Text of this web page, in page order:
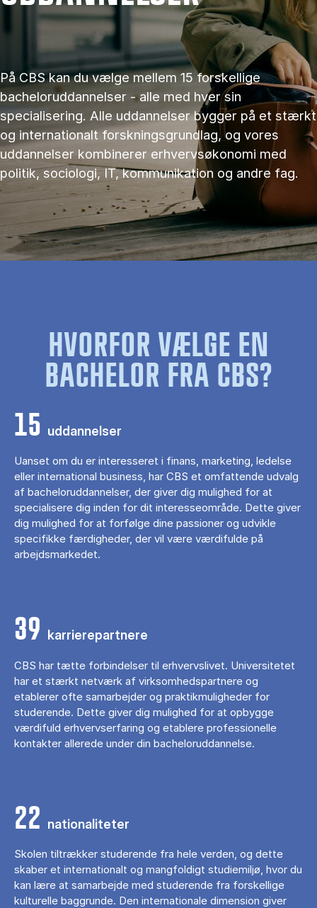
På CBS kan du vælge mellem 15 forskellige
bacheloruddannelser - alle med hver sin
specialisering. Alle uddannelser bygger på et stærkt
og internationalt forskningsgrundlag, og vores
uddannelser kombinerer erhvervsøkonomi med
politik, sociologi, IT, kommunikation og andre fag.
HVORFOR VÆLGE EN
BACHELOR FRA CBS?
15 uddannelser
Uanset om du er interesseret i finans, marketing, ledelse
eller international business, har CBS et omfattende udvalg
af bacheloruddannelser, der giver dig mulighed for at
specialisere dig inden for dit interesseområde. Dette giver
dig mulighed for at forfølge dine passioner og udvikle
specifikke færdigheder, der vil være værdifulde på
arbejdsmarkedet.
39 karrierepartnere
CBS har tætte forbindelser til erhvervslivet. Universitetet
har et stærkt netværk af virksomhedspartnere og
etablerer ofte samarbejder og praktikmuligheder for
studerende. Dette giver dig mulighed for at opbygge
værdifuld erhvervserfaring og etablere professionelle
kontakter allerede under din bacheloruddannelse.
22 nationaliteter
Skolen tiltrækker studerende fra hele verden, og dette
skaber et internationalt og mangfoldigt studiemiljø, hvor du
kan lære at samarbejde med studerende fra forskellige
kulturelle baggrunde. Den internationale dimension giver